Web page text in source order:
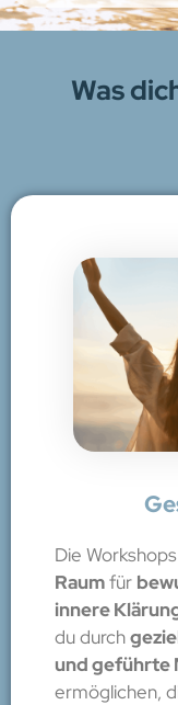
Was
Die
Raumfür
innere
du durch
und geführte
ermöglichen,